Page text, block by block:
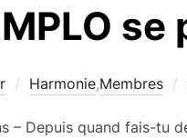
Harmonie,Membres
– Depuis quand fais-tu